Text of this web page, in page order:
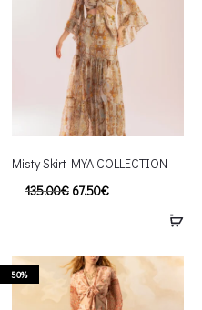
Misty Skirt-MYA COLLECTION
135.00€ 67.50€
50%